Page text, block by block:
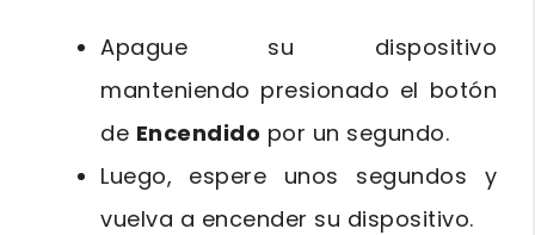
Apague su dispositivo
manteniendo presionado el botón
de Encendido por un segundo.
Luego, espere unos segundos y
vuelva a encender su dispositivo.